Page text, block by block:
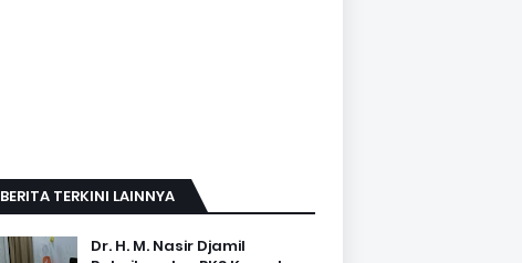
BERITA TERKINI LAINNYA
Dr. H. M. Nasir Djamil